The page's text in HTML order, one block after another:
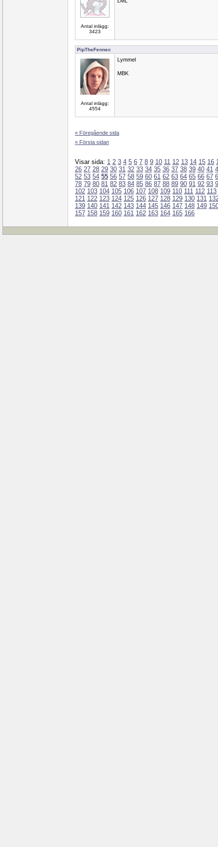
Antal inlägg:
3423
PipTheFennec
Antal inlägg:
4554
Lymmel
MBK
« Föregående sida
« Första sidan
Visar sida: 1 2 3 4 5 6 7 8 9 10 11 12 13 14 15 16
26 27 28 29 30 31 32 33 34 35 36 37 38 39 40 41
52 53 54 55 56 57 58 59 60 61 62 63 64 65 66 67
78 79 80 81 82 83 84 85 86 87 88 89 90 91 92 93
102 103 104 105 106 107 108 109 110 111 112 113
121 122 123 124 125 126 127 128 129 130 131
139 140 141 142 143 144 145 146 147 148 149
157 158 159 160 161 162 163 164 165 166